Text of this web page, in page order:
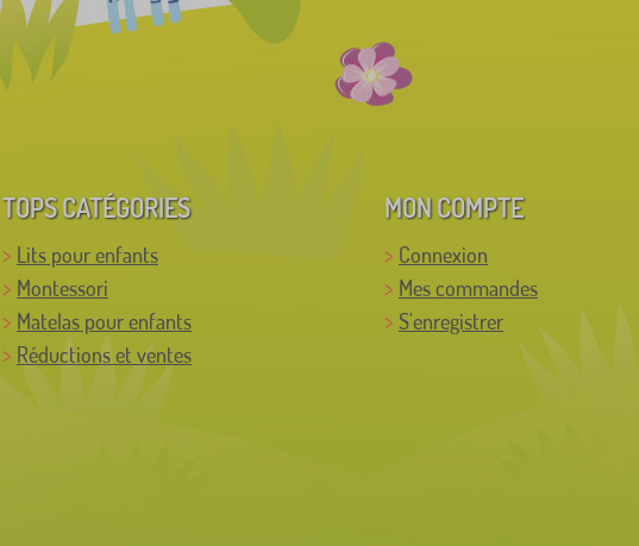
TOPS CATÉGORIES
Lits pour enfants
Montessori
Matelas pour enfants
Réductions et ventes
MON COMPTE
Connexion
Mes commandes
S'enregistrer